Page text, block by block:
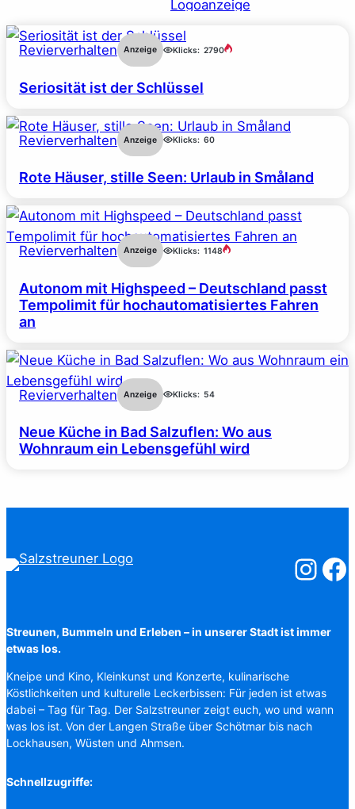
Revierverhalten Anzeige Klicks: 2790
Seriosität ist der Schlüssel
Revierverhalten Anzeige Klicks: 60
Rote Häuser, stille Seen: Urlaub in Småland
Revierverhalten Anzeige Klicks: 1148
Autonom mit Highspeed – Deutschland passt
Tempolimit für hochautomatisiertes Fahren
an
Revierverhalten Anzeige Klicks: 54
Neue Küche in Bad Salzuflen: Wo aus
Wohnraum ein Lebensgefühl wird
Streunen, Bummeln und Erleben – in unserer Stadt ist immer
etwas los.
Kneipe und Kino, Kleinkunst und Konzerte, kulinarische
Köstlichkeiten und kulturelle Leckerbissen: Für jeden ist etwas
dabei – Tag für Tag. Der Salzstreuner zeigt euch, wo und wann
was los ist. Von der Langen Straße über Schötmar bis nach
Lockhausen, Wüsten und Ahmsen.
Schnellzugriffe: